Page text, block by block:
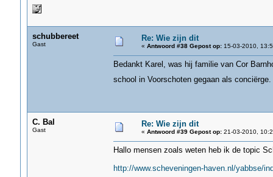
schubbereet
Gast
Re: Wie zijn dit
« Antwoord #38 Gepost op:15-03-2010,
Bedankt Karel, was hij familie van Cor
school in Voorschoten gegaan als conciërge.
C. Bal
Gast
Re: Wie zijn dit
« Antwoord #39 Gepost op:21-03-2010,
Hallo mensen zoals weten heb ik de topic
http://www.scheveningen-haven.nl/yabbse/